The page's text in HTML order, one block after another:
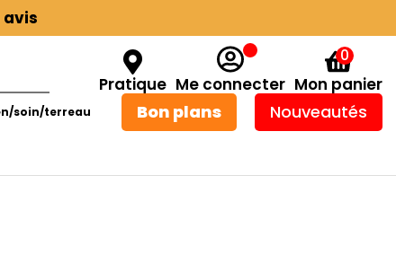
avis
Pratique Me connecter
0
Mon panier
soin/terreau Bon plans Nouveautés